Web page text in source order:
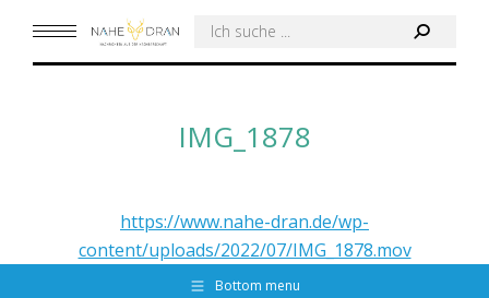
Search:
IMG_1878
https://www.nahe-dran.de/wp-
content/uploads/2022/07/IMG_1878.mov
Bottom menu